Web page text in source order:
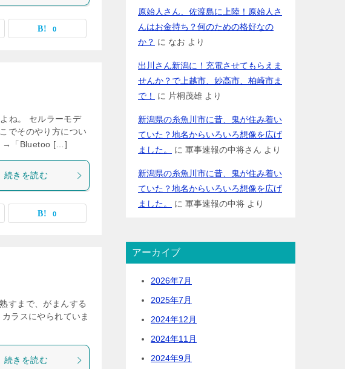
0
ね。 セルラーモデ
でそのやり方につい
→「Bluetoo […]
続きを読む
0
すまで、がまんする
ラスにやられていま
続きを読む
原始人さん、佐渡島に上陸！原始人さ
んはお金持ち？何のための格好なの
か？ に なお より
出川さん新潟に！充電させてもらえま
せんか？で上越市、妙高市、柏崎市ま
で！
に 片桐茂雄 より
新潟県の糸魚川市に昔、鬼が住み着い
ていた？地名からいろいろ想像を広げ
ました。
に 軍事速報の中将さん より
新潟県の糸魚川市に昔、鬼が住み着い
ていた？地名からいろいろ想像を広げ
ました。
に 軍事速報の中将 より
アーカイブ
2026年7月
2025年7月
2024年12月
2024年11月
2024年9月